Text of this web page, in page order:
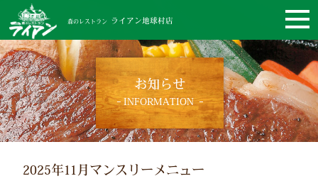
森のレストラン ライアン地球村店
お知らせ
INFORMATION
2025年11月マンスリーメニュー